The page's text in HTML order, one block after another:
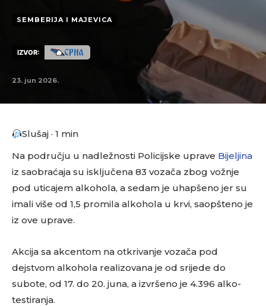
SEMBERIJA I MAJEVICA
IZVOR:
23. jun 2026.
Slušaj · 1 min
Na području u nadležnosti Policijske uprave Bijeljina
iz saobraćaja su isključena 83 vozača zbog vožnje
pod uticajem alkohola, a sedam je uhapšeno jer su
imali više od 1,5 promila alkohola u krvi, saopšteno je
iz ove uprave.
Akcija sa akcentom na otkrivanje vozača pod
dejstvom alkohola realizovana je od srijede do
subote, od 17. do 20. juna, a izvršeno je 4.396 alko-
testiranja.